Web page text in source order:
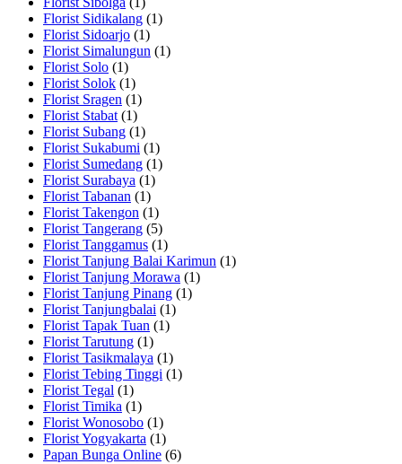
Florist Sidikalang (1)
Florist Sidoarjo (1)
Florist Simalungun (1)
Florist Solo (1)
Florist Solok (1)
Florist Sragen (1)
Florist Stabat (1)
Florist Subang (1)
Florist Sukabumi (1)
Florist Sumedang (1)
Florist Surabaya (1)
Florist Tabanan (1)
Florist Takengon (1)
Florist Tangerang (5)
Florist Tanggamus (1)
Florist Tanjung Balai Karimun (1)
Florist Tanjung Morawa (1)
Florist Tanjung Pinang (1)
Florist Tanjungbalai (1)
Florist Tapak Tuan (1)
Florist Tarutung (1)
Florist Tasikmalaya (1)
Florist Tebing Tinggi (1)
Florist Tegal (1)
Florist Timika (1)
Florist Wonosobo (1)
Florist Yogyakarta (1)
Papan Bunga Online (6)